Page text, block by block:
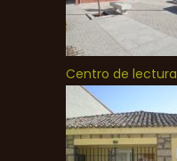
Centro de lectura